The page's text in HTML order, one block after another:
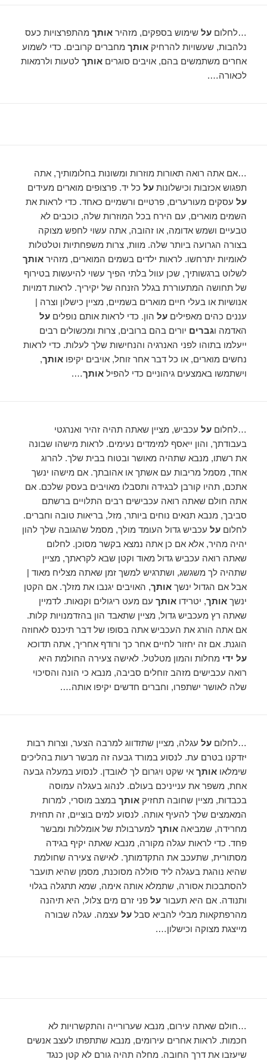
…לחלוםעל שימוש בספקים, מזהיראותך מהתפרצויות כעס
נלהבות, שעשויות להרחיקאותך מחברים קרובים. כדי לשמוע
אחרים משתמשים בהם, אויבים סוגריםאותך לטעות ולרמאות
לכאורה….
…אם אתה רואה תאורות מוזרות ומשונות בחלומותיך, אתה
תפגוש אכזבות וכישלונותעל כל יד. פרצופים מוארים מעידים
על עסקים מעורערים, פרטיים ורשמיים כאחד. כדי לראות את
השמים מוארים, עם הירח בכל המוזרות שלה, כוכבים לא
טבעיים ושמש אדומה, או זהובה, אתה עשוי לחפש מצוקה
בצורה הגרועה ביותר שלה. מוות, צרות משפחתיות וטלטלות
לאומיות יתרחשו. לראות ילדים בשמים המוארים, מזהיראותך
לשלוט ברגשותיך, שכן עוול בלתי הפיך עשוי להיעשות בטירוף
של תחושה המתעוררת בגלל הזנחה של יקיריך. לראות דמויות
אנושיות או בעלי חיים מוארים בשמיים, מציין כישלון וצרה |
עננים כהים מאפיליםעל הון. כדי לראות אותם נופליםעל
האדמה וגברים יורים בהם ברובים, צרות ומכשולים רבים
ייעלמו בתוהו לפני האנרגיה והנחישות שלך לעלות. כדי לראות
נחשים מוארים, או כל דבר אחר זוחל, אויבים יקיפואותך,
וישתמשו באמצעים גיהוניים כדי להפילאותך….
…לחלוםעל עכביש, מציין שאתה תהיה זהיר ואנרגטי
בעבודתך, והון ייאסף למימדים נעימים. לראות מישהו שבונה
את רשתו, מנבא שתהיה מאושר ובטוח בבית שלך. להרוג
אחד, מסמל מריבות עם אשתך או אהובתך. אם מישהו ינשך
אתכם, תהיו קורבן לבגידה ותסבלו מאויבים בעסק שלכם. אם
אתה חולם שאתה רואה עכבישים רבים התלויים ברשתם
סביבך, מנבא תנאים נוחים ביותר, מזל, בריאות טובה וחברים.
לחלוםעל עכביש גדול העומד מולך, מסמל שהגובה שלך להון
יהיה מהיר, אלא אם כן אתה נמצא בקשר מסוכן. לחלום
שאתה רואה עכביש גדול מאוד וקטן שבא לקראתך, מציין
שתהיה לך משגשג, ושתרגיש למשך זמן שאתה מצליח מאוד |
אבל אם הגדול ינשךאותך, האויבים יגנבו את מזלך. אם הקטן
ינשךאותך, יטרידואותך עם מעט ריגולים וקנאות. לדמיין
שאתה רץ מעכביש גדול, מציין שתאבד הון בהזדמנויות קלות.
אם אתה הורג את העכביש אתה בסופו של דבר תיכנס לאחוזה
הוגנת. אם זה יחזור לחיים אחר כך ורודף אחריך, אתה תדוכא
על ידי מחלות והמון מטלטל. לאישה צעירה החולמת היא
רואה עכבישים מזהב זוחלים סביבה, מנבא כי הונה והסיכוי
שלה לאושר ישתפרו, וחברים חדשים יקיפו אותה….
…לחלוםעל עגלה, מציין שתזדווג למרבה הצער, וצרות רבות
יזדקנו בטרם עת. לנסוע במורד גבעה זה מבשר רעות בהליכים
שימלאואותך אי שקט ויגרום לך לאובדן. לנסוע במעלה גבעה
אחת, משפר את ענייניכם בעולם. לנהוג בעגלה עמוסה
בכבדות, מציין שחובה תחזיקאותך במצב מוסרי, למרות
המאמצים שלך להעיף אותה. לנסוע למים בוציים, זה תחזית
מחרידה, שמביאהאותך למערבולת של אומללות ומבשר
פחד. כדי לראות עגלה מקורה, מנבא שאתה יקיף בגידה
מסתורית, שתעכב את התקדמותך. לאישה צעירה שחולמת
שהיא נוהגת בעגלה ליד סוללה מסוכנת, מסמן שהיא תועבר
להסתבכות אסורה, שתמלא אותה אימה, שמא תתגלה בגלוי
ותנודה. אם היא תעבורעל פני זרם מים צלול, היא תיהנה
מהרפתקאות מבלי להביא סבלעל עצמה. עגלה שבורה
מייצגת מצוקה וכישלון….
…חולם שאתה עירום, מנבא שערורייה והתקשרויות לא
חכמות. לראות אחרים עירומים, מנבא שתתפתו לעצב אנשים
שיעזבו את דרך החובה. מחלה תהיה גורם לא קטן כנגד